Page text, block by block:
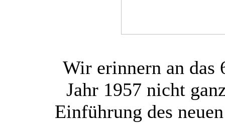
Wir erinnern an das
Jahr 1957 nicht
Einführung des